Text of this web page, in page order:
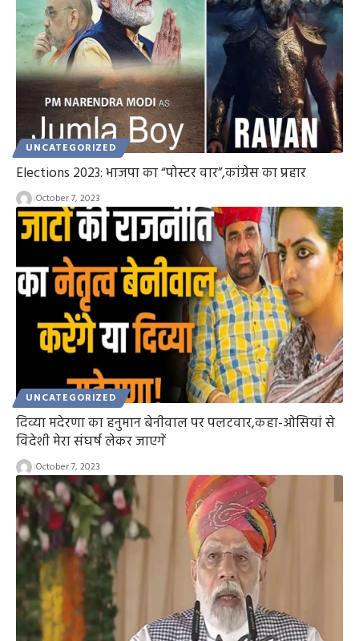
UNCATEGORIZED
Elections 2023: भाजपा का “पोस्टर वार”,कांग्रेस का प्रहार
October 7, 2023
UNCATEGORIZED
दिव्या मदेरणा का हनुमान बेनीवाल पर पलटवार,कहा-ओसियां से
विदेशी मेरा संघर्ष लेकर जाएगें
October 7, 2023